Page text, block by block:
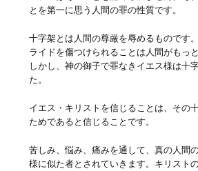
とを第一に思う人間の罪の性質です。
十字架とは人間の尊厳を辱めるものです
ライドを傷つけられることは人間がもっ
しかし、神の御子で罪なきイエス様は十
た。
イエス・キリストを信じることは、その
ためであると信じることです。
苦しみ、悩み、痛みを通して、真の人間
様に似た者とされていきます。キリスト